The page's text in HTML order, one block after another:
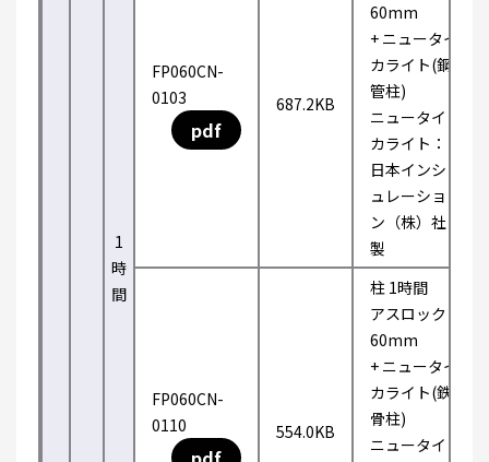
1
時
間
FP060CN-
0103
pdf
687.2KB
60mm
+ ニュータイ
カライト(鋼
管柱)
ニュータイ
カライト：
日本インシ
ュレーショ
ン（株）社
製
FP060CN-
0110
554.0KB
柱 1時間
アスロック
60mm
+ ニュータイ
カライト(鉄
骨柱)
ニュータイ